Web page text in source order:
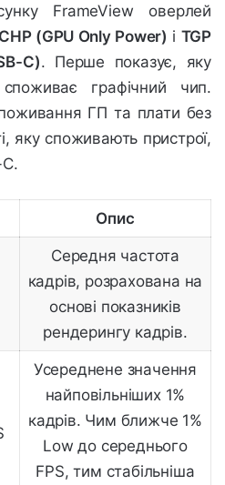
FrameView оверлей
CHP (GPU Only Power) і TGP
C). Перше показує, яку
графічний чип.
ГП та плати без
яку споживають пристрої,
Опис
Середня частота
кадрів, розрахована на
основі показників
рендерингу кадрів.
Усереднене значення
найповільніших 1%
кадрів. Чим ближче 1%
Low до середнього
FPS, тим стабільніша